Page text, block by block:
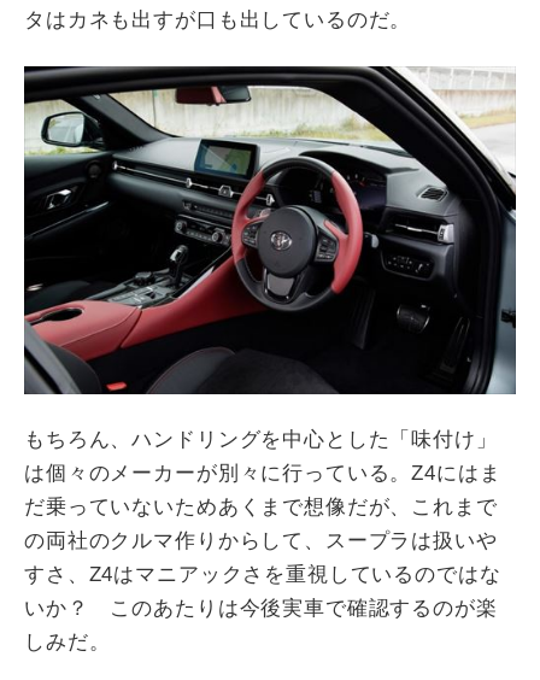
タはカネも出すが口も出しているのだ。
もちろん、ハンドリングを中心とした「味付け」
は個々のメーカーが別々に行っている。Z4にはま
だ乗っていないためあくまで想像だが、これまで
の両社のクルマ作りからして、スープラは扱いや
すさ、Z4はマニアックさを重視しているのではな
いか？ このあたりは今後実車で確認するのが楽
しみだ。